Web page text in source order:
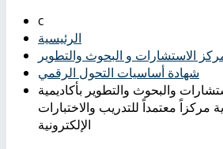
الرئيسية
الاستشارات و البحوث والتطوير
شهادة أساسيات التحول الرقمي
والبحوث والتطوير بأكاديمية
مركزاً معتمداً للتدريب والاختبارات
الإلكترونية